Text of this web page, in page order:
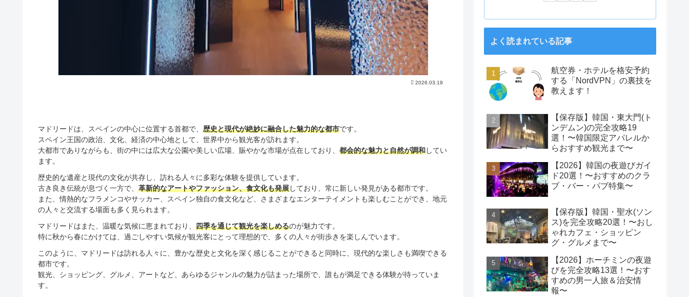
2026.03.19
マドリードは、スペインの中心に位置する首都で、 歴史と現代が絶妙に融合した魅力的な都市です。
スペイン王国の政治、文化、経済の中心地として、世界中から観光客が訪れます。
大都市でありながらも、街の中には広大な公園や美しい広場、賑やかな市場が点在しており、 都会的な魅力と自然が調和してい
ます。
歴史的な遺産と現代の文化が共存し、訪れる人々に多彩な体験を提供しています。
古き良き伝統が息づく一方で、 革新的なアートやファッション、食文化も発展しており、常に新しい発見がある都市です。
また、情熱的なフラメンコやサッカー、スペイン独自の食文化など、さまざまなエンターテイメントも楽しむことができ、地元
の人々と交流する場面も多く見られます。
マドリードはまた、温暖な気候に恵まれており、 四季を通じて観光を楽しめるのが魅力です。
特に秋から春にかけては、過ごしやすい気候が観光客にとって理想的で、多くの人々が街歩きを楽しんでいます。
このように、マドリードは訪れる人々に、豊かな歴史と文化を深く感じることができると同時に、現代的な楽しさも満喫できる
都市です。
観光、ショッピング、グルメ、アートなど、あらゆるジャンルの魅力が詰まった場所で、誰もが満足できる体験が待っていま
す。
よく読まれている記事
航空券・ホテルを格安予約
する「NordVPN」の裏技を
教えます！
【保存版】韓国・東大門(ト
ンデムン)の完全攻略19
選！〜韓国限定アパレルか
らおすすめ観光まで〜
【2026】韓国の夜遊びガイ
ド20選！〜おすすめのクラ
ブ・バー・パブ特集〜
【保存版】韓国・聖水(ソン
ス)を完全攻略20選！〜おし
ゃれカフェ・ショッピン
グ・グルメまで〜
【2026】ホーチミンの夜遊
びを完全攻略13選！〜おす
すめの男一人旅＆治安情
報〜